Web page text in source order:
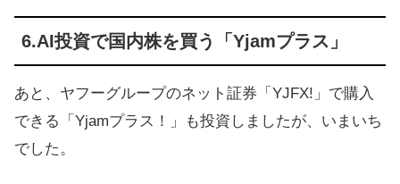
6.AI投資で国内株を買う「Yjamプラス」
あと、ヤフーグループのネット証券「YJFX!」で購入
できる「Yjamプラス！」も投資しましたが、いまいち
でした。